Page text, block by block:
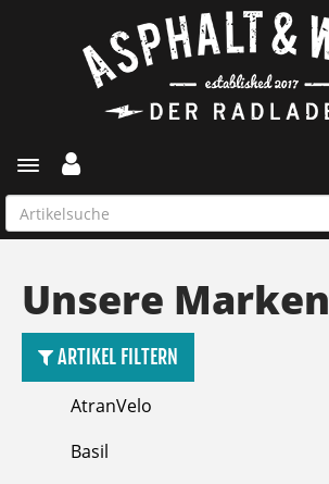
Toggle navigation
Unsere Marken
ARTIKEL FILTERN
AtranVelo
Basil